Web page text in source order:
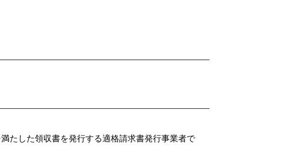
たした領収書を発行する適格請求書発行事業者で